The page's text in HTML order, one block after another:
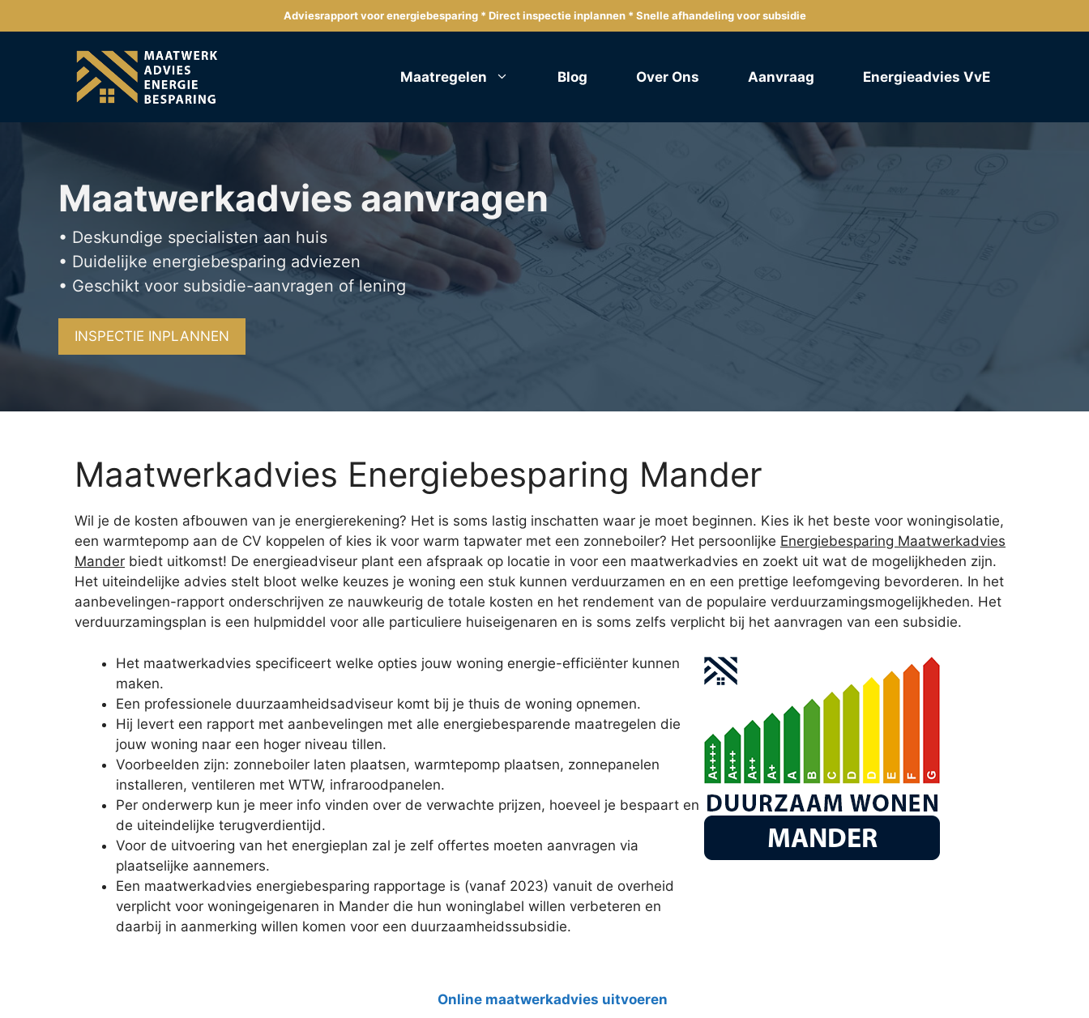
naar
Adviesrapport voor energiebesparing * Direct inspectie inplannen * Snelle afhandeling voor subsidie
Maatregelen Blog Over Ons Aanvraag Energieadvies VvE
Maatwerkadvies aanvragen
• Deskundige specialisten aan huis
• Duidelijke energiebesparing adviezen
• Geschikt voor subsidie-aanvragen of lening
INSPECTIE INPLANNEN
Maatwerkadvies Energiebesparing Mander
Wil je de kosten afbouwen van je energierekening? Het is soms lastig inschatten waar je moet beginnen. Kies ik het beste voor woningisolatie,
een warmtepomp aan de CV koppelen of kies ik voor warm tapwater met een zonneboiler? Het persoonlijke Energiebesparing Maatwerkadvies
Mander biedt uitkomst! De energieadviseur plant een afspraak op locatie in voor een maatwerkadvies en zoekt uit wat de mogelijkheden zijn.
Het uiteindelijke advies stelt bloot welke keuzes je woning een stuk kunnen verduurzamen en en een prettige leefomgeving bevorderen. In het
aanbevelingen-rapport onderschrijven ze nauwkeurig de totale kosten en het rendement van de populaire verduurzamingsmogelijkheden. Het
verduurzamingsplan is een hulpmiddel voor alle particuliere huiseigenaren en is soms zelfs verplicht bij het aanvragen van een subsidie.
Het maatwerkadvies specificeert welke opties jouw woning energie-efficiënter kunnen
maken.
Een professionele duurzaamheidsadviseur komt bij je thuis de woning opnemen.
Hij levert een rapport met aanbevelingen met alle energiebesparende maatregelen die
jouw woning naar een hoger niveau tillen.
Voorbeelden zijn: zonneboiler laten plaatsen, warmtepomp plaatsen, zonnepanelen
installeren, ventileren met WTW, infraroodpanelen.
Per onderwerp kun je meer info vinden over de verwachte prijzen, hoeveel je bespaart en
de uiteindelijke terugverdientijd.
Voor de uitvoering van het energieplan zal je zelf offertes moeten aanvragen via
plaatselijke aannemers.
Een maatwerkadvies energiebesparing rapportage is (vanaf 2023) vanuit de overheid
verplicht voor woningeigenaren in Mander die hun woninglabel willen verbeteren en
daarbij in aanmerking willen komen voor een duurzaamheidssubsidie.
Online maatwerkadvies uitvoeren